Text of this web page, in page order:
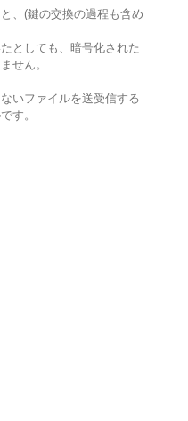
、(鍵の交換の過程も含め
としても、暗号化された
せん。
いファイルを送受信する
す。